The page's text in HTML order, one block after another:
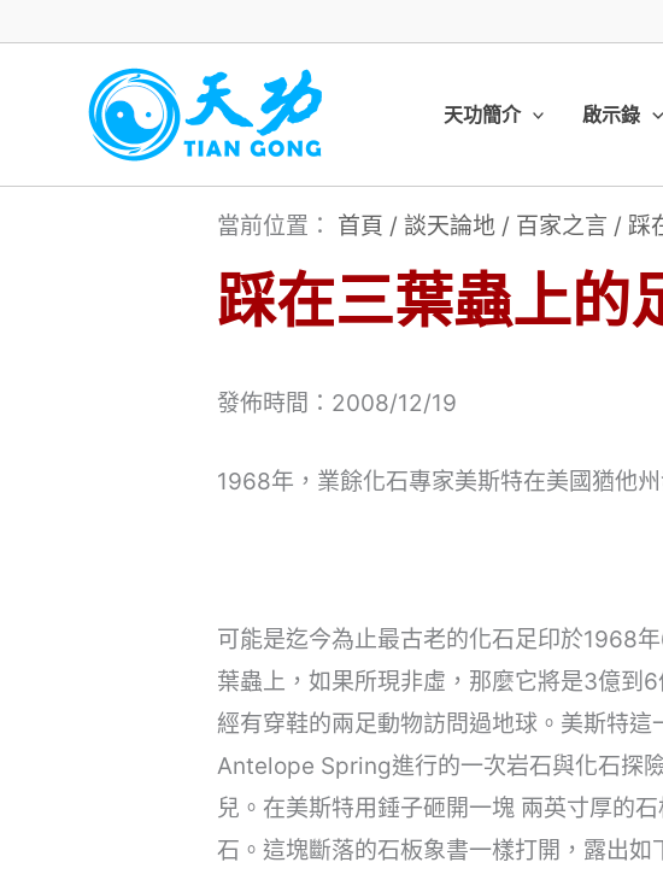
內
天功簡介 啟示錄
當前位置： 首頁 / 談天論地 / 百家之言 / 踩
踩在三葉蟲上的
發佈時間：2008/12/19
1968年，業餘化石專家美斯特在美國猶他
可能是迄今為止最古老的化石足印於1968
葉蟲上，如果所現非虛，那麼它將是3億到
經有穿鞋的兩足動物訪問過地球。美斯特
Antelope Spring進行的一次岩石與化石探
兒。在美斯特用錘子砸開一塊 兩英寸厚的
石。這塊斷落的石板象書一樣打開，露出如